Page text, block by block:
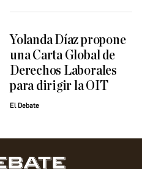
Yolanda Díaz propone
una Carta Global de
Derechos Laborales
para dirigir la OIT
El Debate